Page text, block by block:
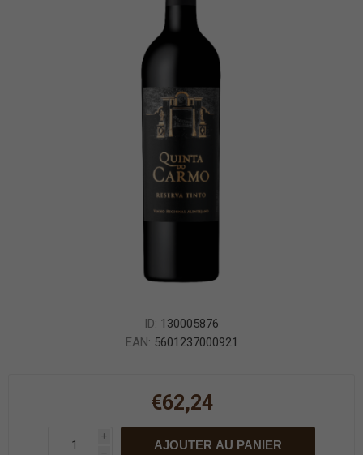
ID: 130005876
EAN: 5601237000921
€62,24
i
h
AJOUTER AU PANIER